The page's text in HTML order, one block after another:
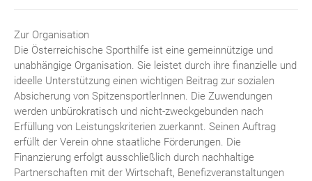
Zur Organisation
Die Österreichische Sporthilfe ist eine gemeinnützige und
unabhängige Organisation. Sie leistet durch ihre finanzielle und
ideelle Unterstützung einen wichtigen Beitrag zur sozialen
Absicherung von SpitzensportlerInnen. Die Zuwendungen
werden unbürokratisch und nicht-zweckgebunden nach
Erfüllung von Leistungskriterien zuerkannt. Seinen Auftrag
erfüllt der Verein ohne staatliche Förderungen. Die
Finanzierung erfolgt ausschließlich durch nachhaltige
Partnerschaften mit der Wirtschaft, Benefizveranstaltungen